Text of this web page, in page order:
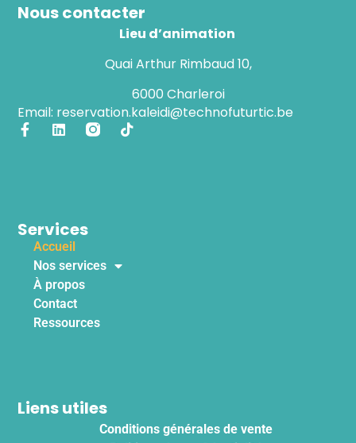
Services
Accueil
Nos services
À propos
Contact
Ressources
Liens utiles
Conditions générales de vente
Nous contacter
Lieu d’animation
Quai Arthur Rimbaud 10,
6000 Charleroi
Email: reservation.kaleidi@technofuturtic.be